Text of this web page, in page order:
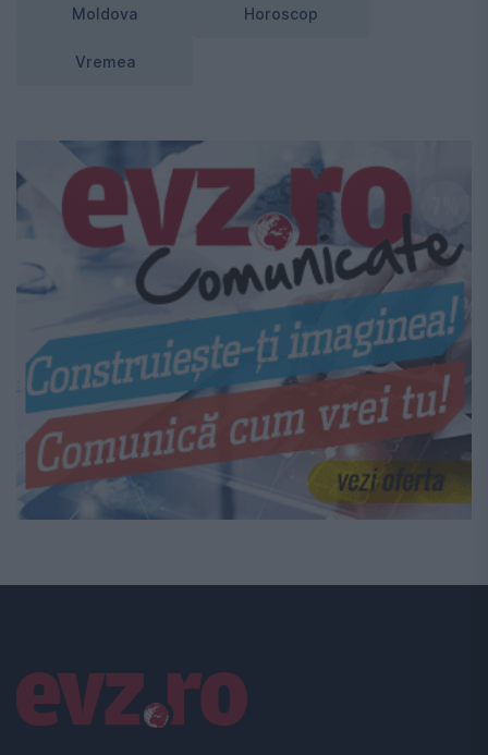
Moldova Horoscop
Vremea
Linkuri utile